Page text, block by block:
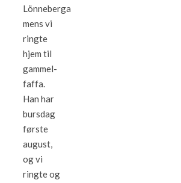
Lönneberga
mens vi
ringte
hjem til
gammel-
faffa.
Han har
bursdag
første
august,
og vi
ringte og